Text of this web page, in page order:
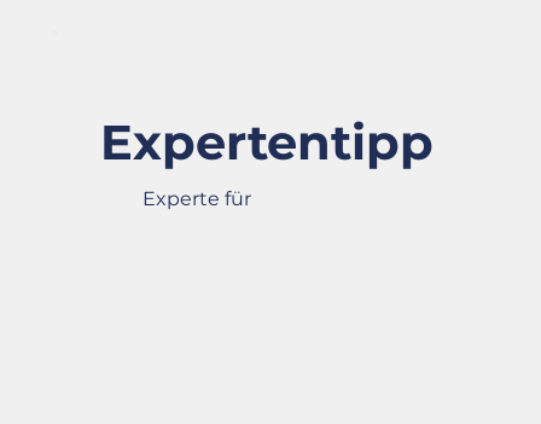
Expertentipp
Experte für